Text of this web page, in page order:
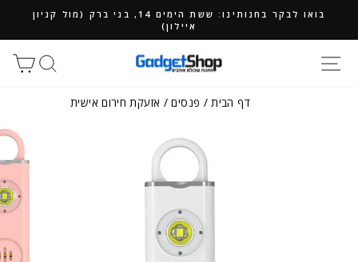
בואו לבקר בחנותינו: ששת הימים 14, בני ברק (מול קניון
איילון)
חיפוש
דף הבית/ פנסים / אזעקת חירום אישית